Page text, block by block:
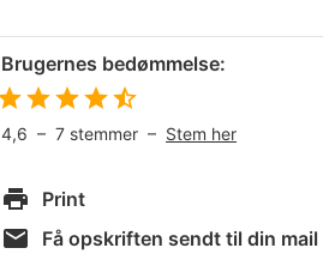
Brugernes bedømmelse:
4,6 – 7 stemmer – Stem her
Print
Få opskriften sendt til din mail